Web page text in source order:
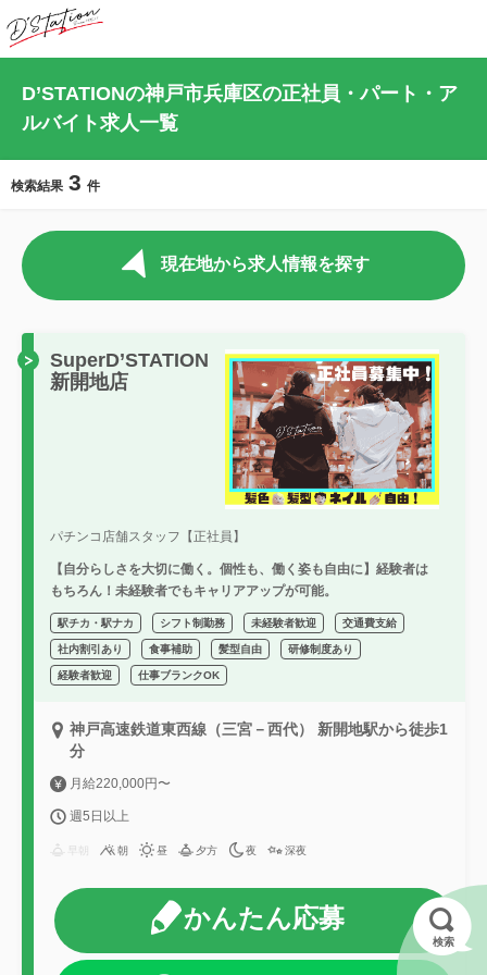
D’STATIONの神戸市兵庫区の正社員・パート・ア
ルバイト求人一覧
検索結果 3 件
現在地から求人情報を探す
SuperD’STATION
新開地店
パチンコ店舗スタッフ【正社員】
【自分らしさを大切に働く。個性も、働く姿も自由に】経験者は
もちろん！未経験者でもキャリアアップが可能。
駅チカ・駅ナカ シフト制勤務 未経験者歓迎 交通費支給
社内割引あり 食事補助 髪型自由 研修制度あり
経験者歓迎 仕事ブランクOK
神戸高速鉄道東西線（三宮－西代） 新開地駅から徒歩1
分
月給220,000円〜
週5日以上
早朝 朝 昼 夕方 夜 深夜
かんたん応募
検索